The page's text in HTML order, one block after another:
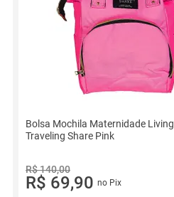
Bolsa Mochila Maternidade Living
Traveling Share Pink
R$ 140,00
R$ 69,90 no Pix